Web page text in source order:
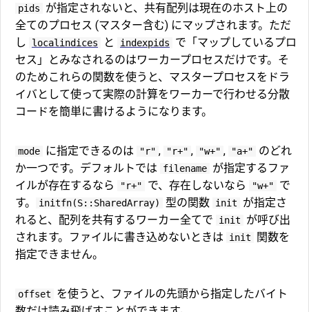
pids
が指定されないと、共有配列は現在のホスト上の
全てのプロセス (マスター含む) にマップされます。ただ
し
localindices と indexpids
で「マップしているプロ
セス」とみなされるのはワーカープロセスだけです。そ
のためこれらの関数を使うと、マスタープロセスをドラ
イバとして使って実際の計算をワーカーで行わせる分散
コードを簡単に書けるようになります。
mode に指定できるのは "r" , "r+" , "w+" , "a+"
のどれ
か一つです。デフォルトでは
filename が指定するファ
イルが存在するなら
"r+" で、存在しないなら "w+"
で
す。
initfn(S::SharedArray) 型の関数 init
が指定さ
れると、配列を共有するワーカー全てで
init
が呼び出
されます。ファイルに書き込めないときは
init
関数を
指定できません。
offset
を使うと、ファイルの先頭から指定したバイト